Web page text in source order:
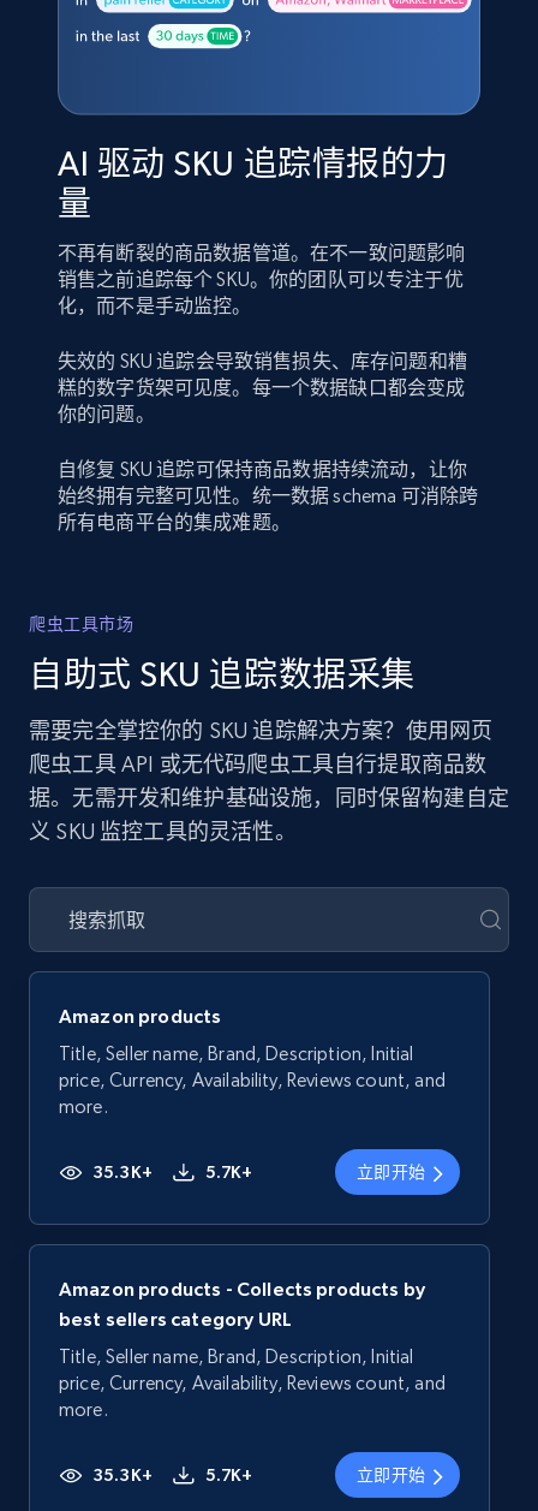
AI 驱动 SKU 追踪情报的力
量
不再有断裂的商品数据管道。在不一致问题影响
销售之前追踪每个 SKU。你的团队可以专注于优
化，而不是手动监控。
失效的 SKU 追踪会导致销售损失、库存问题和糟
糕的数字货架可见度。每一个数据缺口都会变成
你的问题。
自修复 SKU 追踪可保持商品数据持续流动，让你
始终拥有完整可见性。统一数据 schema 可消除跨
所有电商平台的集成难题。
爬虫工具市场
自助式 SKU 追踪数据采集
需要完全掌控你的 SKU 追踪解决方案？使用网页
爬虫工具 API 或无代码爬虫工具自行提取商品数
据。无需开发和维护基础设施，同时保留构建自定
义 SKU 监控工具的灵活性。
Amazon products
Title, Seller name, Brand, Description, Initial
price, Currency, Availability, Reviews count, and
more.
35.3K+ 5.7K+ 立即开始
Amazon products - Collects products by
best sellers category URL
Title, Seller name, Brand, Description, Initial
price, Currency, Availability, Reviews count, and
more.
35.3K+ 5.7K+ 立即开始